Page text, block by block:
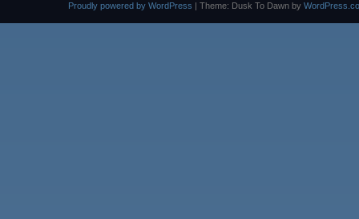
Proudly powered by WordPress Theme: Dusk To Dawn by